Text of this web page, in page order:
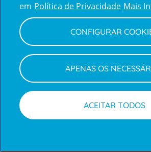
Centro de Apoio ao Cliente | Política de
em Política de Privacidade Mais
CONFIGURAR
APENAS OS
ACEITAR TODOS